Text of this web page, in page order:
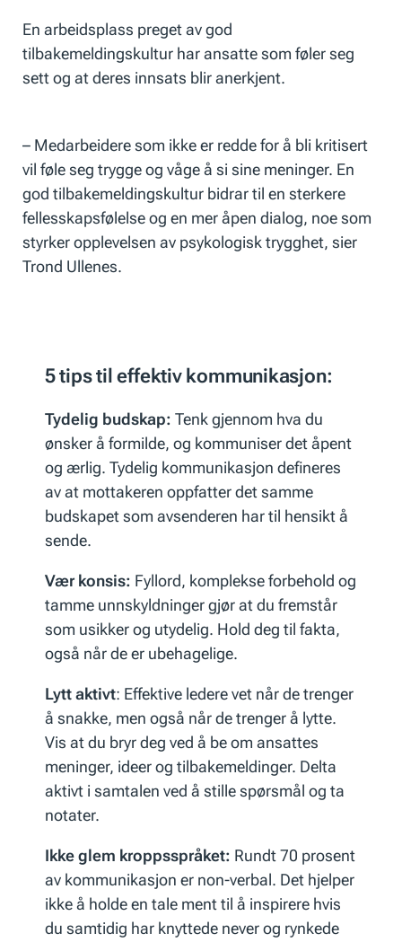
En arbeidsplass preget av god
tilbakemeldingskultur har ansatte som føler seg
sett og at deres innsats blir anerkjent.
– Medarbeidere som ikke er redde for å bli kritisert
vil føle seg trygge og våge å si sine meninger. En
god tilbakemeldingskultur bidrar til en sterkere
fellesskapsfølelse og en mer åpen dialog, noe som
styrker opplevelsen av psykologisk trygghet, sier
Trond Ullenes.
5 tips til effektiv kommunikasjon:
Tydelig budskap: Tenk gjennom hva du
ønsker å formilde, og kommuniser det åpent
og ærlig. Tydelig kommunikasjon defineres
av at mottakeren oppfatter det samme
budskapet som avsenderen har til hensikt å
sende.
Vær konsis: Fyllord, komplekse forbehold og
tamme unnskyldninger gjør at du fremstår
som usikker og utydelig. Hold deg til fakta,
også når de er ubehagelige.
Lytt aktivt: Effektive ledere vet når de trenger
å snakke, men også når de trenger å lytte.
Vis at du bryr deg ved å be om ansattes
meninger, ideer og tilbakemeldinger. Delta
aktivt i samtalen ved å stille spørsmål og ta
notater.
Ikke glem kroppsspråket: Rundt 70 prosent
av kommunikasjon er non-verbal. Det hjelper
ikke å holde en tale ment til å inspirere hvis
du samtidig har knyttede never og rynkede